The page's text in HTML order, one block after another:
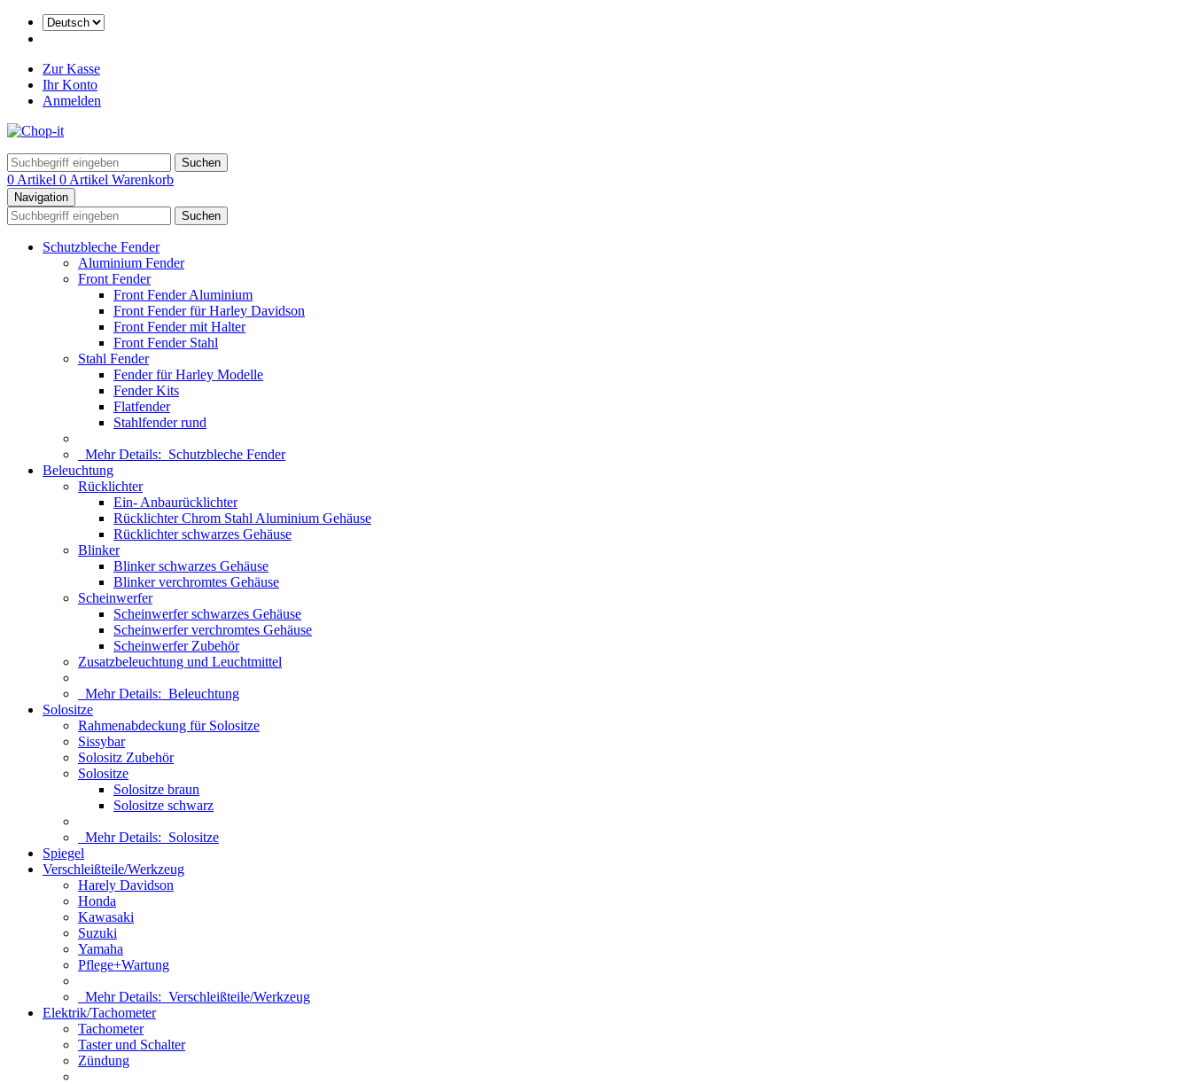
Zur Kasse
Ihr Konto
Anmelden
Suchen
0 Artikel 0 Artikel Warenkorb
Navigation
Suchen
Schutzbleche Fender
Aluminium Fender
Front Fender
Front Fender Aluminium
Front Fender für Harley Davidson
Front Fender mit Halter
Front Fender Stahl
Stahl Fender
Fender für Harley Modelle
Fender Kits
Flatfender
Stahlfender rund
Mehr Details: Schutzbleche Fender
Beleuchtung
Rücklichter
Ein- Anbaurücklichter
Rücklichter Chrom Stahl Aluminium Gehäuse
Rücklichter schwarzes Gehäuse
Blinker
Blinker schwarzes Gehäuse
Blinker verchromtes Gehäuse
Scheinwerfer
Scheinwerfer schwarzes Gehäuse
Scheinwerfer verchromtes Gehäuse
Scheinwerfer Zubehör
Zusatzbeleuchtung und Leuchtmittel
Mehr Details: Beleuchtung
Solositze
Rahmenabdeckung für Solositze
Sissybar
Solositz Zubehör
Solositze
Solositze braun
Solositze schwarz
Mehr Details: Solositze
Spiegel
Verschleißteile/Werkzeug
Harely Davidson
Honda
Kawasaki
Suzuki
Yamaha
Pflege+Wartung
Mehr Details: Verschleißteile/Werkzeug
Elektrik/Tachometer
Tachometer
Taster und Schalter
Zündung